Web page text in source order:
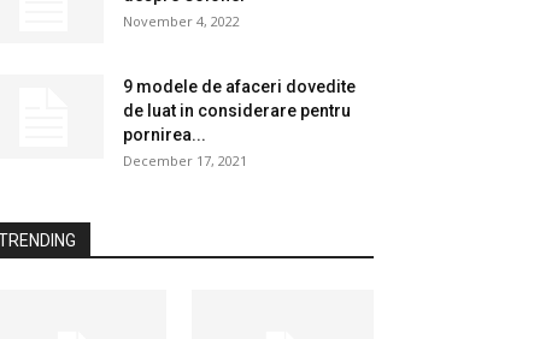
November 4, 2022
9 modele de afaceri dovedite
de luat in considerare pentru
pornirea...
December 17, 2021